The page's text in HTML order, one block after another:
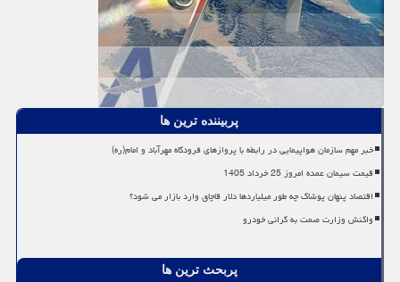
پربیننده ترین ها
خبر مهم سازمان هواپیمایی در رابطه با پروازهای فرودگاه مهرآباد و امام(ره)
قیمت سیمان عمده امروز 25 خرداد 1405
اقتصاد پنهان پوشاک چه طور میلیاردها دلار قاچاق وارد بازار می شود؟
واکنش وزارت صمت به گرانی خودرو
پربحث ترین ها